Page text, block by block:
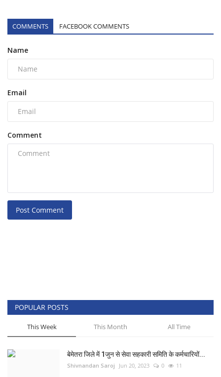
COMMENTS FACEBOOK COMMENTS
Name
Email
Comment
Post Comment
POPULAR POSTS
This Week This Month All Time
बेमेतरा जिले में 1जुन से सेवा सहकारी समिति के कर्मचारियों...
Shivnandan Saroj Jun 20, 2023 0 11